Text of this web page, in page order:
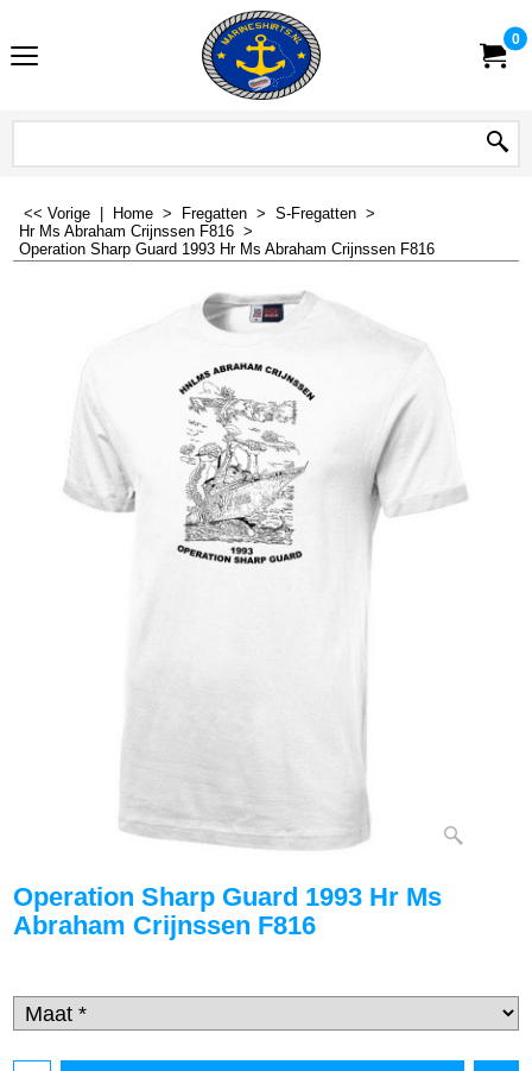
0
<< Vorige Home > Fregatten > S-Fregatten >
Hr Ms Abraham Crijnssen F816 >
Operation Sharp Guard 1993 Hr Ms Abraham Crijnssen F816
Operation Sharp Guard 1993 Hr Ms
Abraham Crijnssen F816